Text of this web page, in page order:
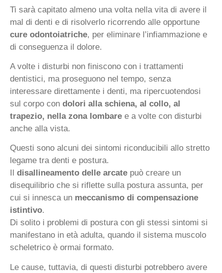
Ti sarà capitato almeno una volta nella vita di avere il
mal di denti e di risolverlo ricorrendo alle opportune
cure odontoiatriche, per eliminare l’infiammazione e
di conseguenza il dolore.
A volte i disturbi non finiscono con i trattamenti
dentistici, ma proseguono nel tempo, senza
interessare direttamente i denti, ma ripercuotendosi
sul corpo con dolori alla schiena, al collo, al
trapezio, nella zona lombare e a volte con disturbi
anche alla vista.
Questi sono alcuni dei sintomi riconducibili allo stretto
legame tra denti e postura.
disallineamento delle arcate può creare un
disequilibrio che si riflette sulla postura assunta, per
cui si innesca un meccanismo di compensazione
istintivo.
Di solito i problemi di postura con gli stessi sintomi si
manifestano in età adulta, quando il sistema muscolo
scheletrico è ormai formato.
Le cause, tuttavia, di questi disturbi potrebbero avere